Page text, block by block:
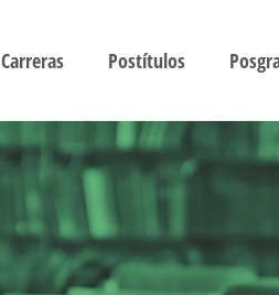
Carreras Postítulos